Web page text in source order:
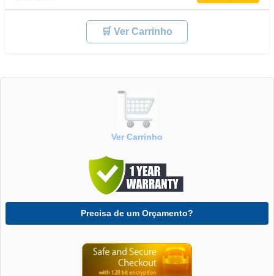
🛒 Ver Carrinho
Ver Carrinho
Precisa de um Orçamento?